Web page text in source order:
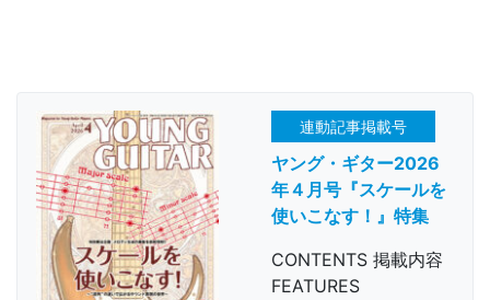
連動記事掲載号
ヤング・ギター2026
年４月号『スケールを
使いこなす！』特集
CONTENTS 掲載内容
FEATURES